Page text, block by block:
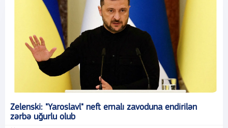
Zelenski: "Yaroslavl" neft emalı zavoduna endirilən
zərbə uğurlu olub